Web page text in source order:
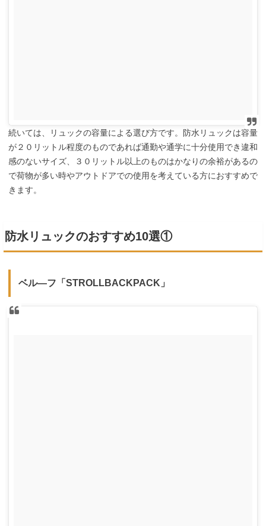
続いては、リュックの容量による選び方です。防水リュックは容量
が２０リットル程度のものであれば通勤や通学に十分使用でき違和
感のないサイズ、３０リットル以上のものはかなりの余裕があるの
で荷物が多い時やアウトドアでの使用を考えている方におすすめで
きます。
防水リュックのおすすめ10選①
ベル―フ「STROLLBACKPACK」